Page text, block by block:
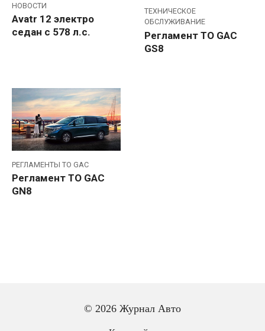
НОВОСТИ
Avatr 12 электро
седан с 578 л.с.
ТЕХНИЧЕСКОЕ
ОБСЛУЖИВАНИЕ
Регламент ТО GAC
GS8
РЕГЛАМЕНТЫ ТО GAC
Регламент ТО GAC
GN8
© 2026 Журнал Авто